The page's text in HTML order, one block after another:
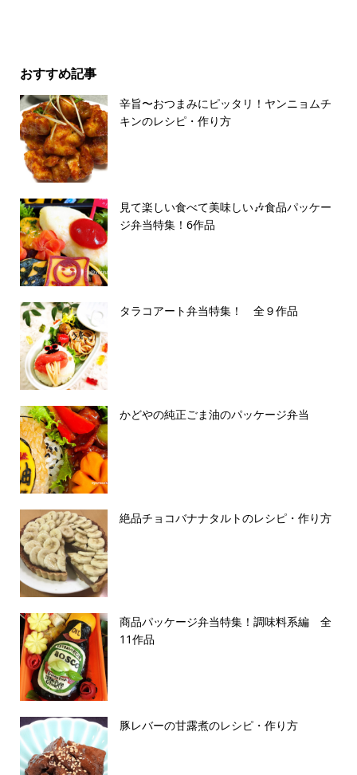
おすすめ記事
辛旨〜おつまみにピッタリ！ヤンニョムチ
キンのレシピ・作り方
見て楽しい食べて美味しい🎶食品パッケー
ジ弁当特集！6作品
タラコアート弁当特集！ 全９作品
かどやの純正ごま油のパッケージ弁当
絶品チョコバナナタルトのレシピ・作り方
商品パッケージ弁当特集！調味料系編 全
11作品
豚レバーの甘露煮のレシピ・作り方